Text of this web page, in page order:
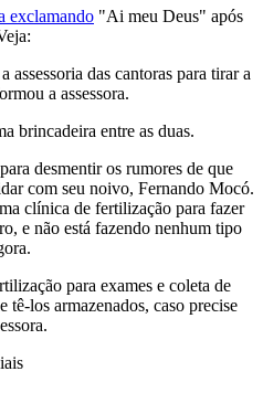
exclamando "Ai meu Deus" após
assessoria das cantoras para tirar a
a assessora.
brincadeira entre as duas.
desmentir os rumores de que
com seu noivo, Fernando Mocó.
clínica de fertilização para fazer
e não está fazendo nenhum tipo
para exames e coleta de
tê-los armazenados, caso precise